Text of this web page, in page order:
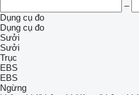
–
Dụng cụ đo
Dụng cụ đo
Sưởi
Sưởi
Trục
EBS
EBS
Ngừng